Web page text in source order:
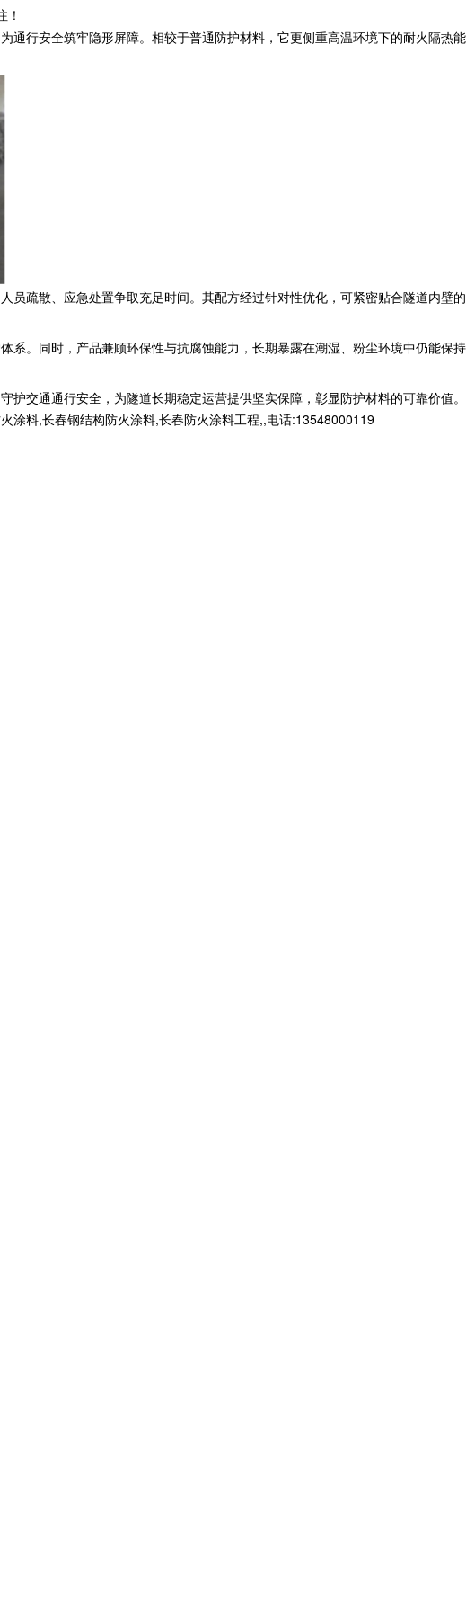
通行安全筑牢隐形屏障。相较于普通防护材料，它更侧重高温环境下的耐火隔热能
疏散、应急处置争取充足时间。其配方经过针对性优化，可紧密贴合隧道内壁的
。同时，产品兼顾环保性与抗腐蚀能力，长期暴露在潮湿、粉尘环境中仍能保持
交通通行安全，为隧道长期稳定运营提供坚实保障，彰显防护材料的可靠价值。
涂料,长春钢结构防火涂料,长春防火涂料工程,,电话:13548000119